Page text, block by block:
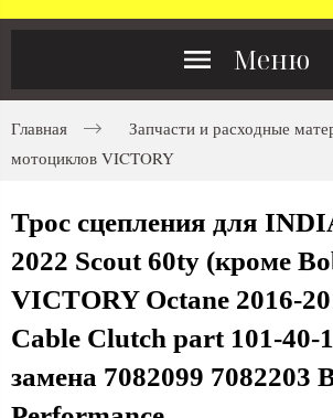
Меню
Главная
Запчасти и расходные
мотоциклов VICTORY
Трос сцепления для
2022 Scout 60ty (кроме
VICTORY Octane 2016-
Cable Clutch part 101-40-
замена 7082099 7082203